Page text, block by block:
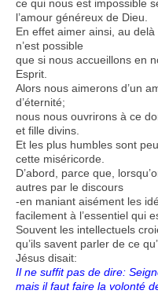
ce qui nous est impossible
l’amour généreux de Dieu.
En effet aimer ainsi, au
n’est possible
que si nous accueillons en
Esprit.
Alors nous aimerons d’un
d’éternité;
nous nous ouvrirons à ce
et fille divins.
Et les plus humbles sont
cette miséricorde.
D’abord, parce que,
autres par le discours
-en maniant aisément les
facilement à l’essentiel qui
Souvent les intellectuels
qu’ils savent parler de ce
Jésus disait:
Il ne suffit pas de dire:
mais il faut faire la volonté